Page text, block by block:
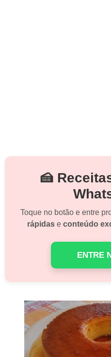
🍰
Toque no botão e entre
rápidase conteúdo
ENTRE